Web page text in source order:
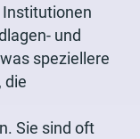
Institutionen
und
speziellere
die
Sie sind oft